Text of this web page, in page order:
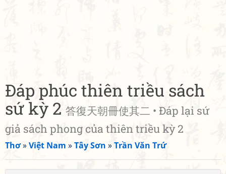
Đáp phúc thiên triều sách
sứ kỳ 2 答復天朝冊使其二 • Đáp lại sứ
giả sách phong của thiên triều kỳ 2
Thơ»Việt Nam »Tây Sơn »Trần Văn Trứ